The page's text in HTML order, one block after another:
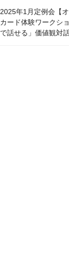
2025年1月定例会【
カード体験ワークシ
で話せる」価値観対